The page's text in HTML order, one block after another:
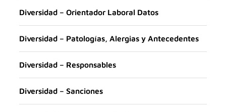
Diversidad – Orientador Laboral Datos
Diversidad – Patologías, Alergias y Antecedentes
Diversidad – Responsables
Diversidad – Sanciones